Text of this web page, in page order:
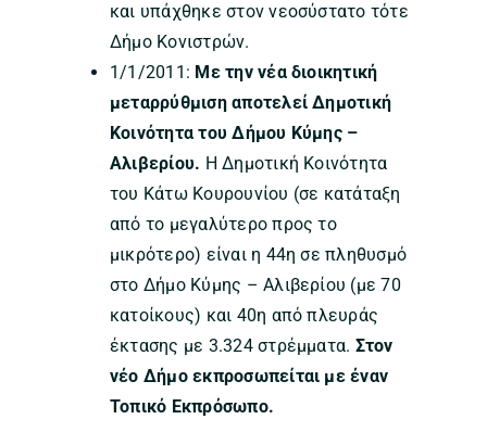
και υπάχθηκε στον νεοσύστατο τότε
Δήμο Κονιστρών.
1/1/2011: Με την νέα διοικητική
μεταρρύθμιση αποτελεί Δημοτική
Κοινότητα του Δήμου Κύμης –
Αλιβερίου. Η Δημοτική Κοινότητα
του Κάτω Κουρουνίου (σε κατάταξη
από το μεγαλύτερο προς το
μικρότερο) είναι η 44η σε πληθυσμό
στο Δήμο Κύμης – Αλιβερίου (με 70
κατοίκους) και 40η από πλευράς
έκτασης με 3.324 στρέμματα. Στον
νέο Δήμο εκπροσωπείται με έναν
Τοπικό Εκπρόσωπο.